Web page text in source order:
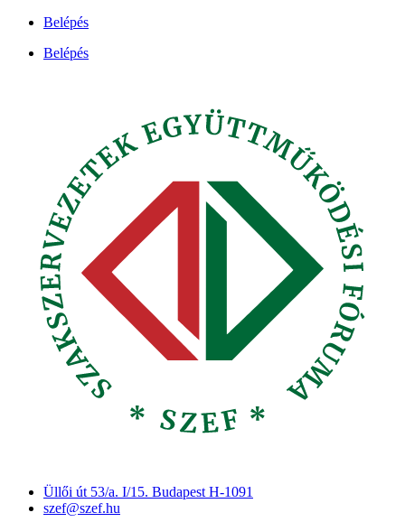
Ugrás
tartalomhoz
Belépés
Belépés
Üllői út 53/a. I/15. Budapest H-1091
szef@szef.hu